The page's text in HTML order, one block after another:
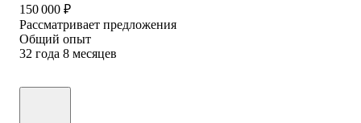
150 000 ₽
Рассматривает предложения
Общий опыт
32 года 8 месяцев